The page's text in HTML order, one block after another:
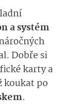
a systém
Dobře si
karty a
koukat po
.